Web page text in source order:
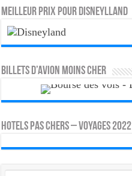
MEILLEUR PRIX POUR DISNEYLLAND
Billets d’avion moins cher
HOTELS PAS CHERS – VOYAGES 2022